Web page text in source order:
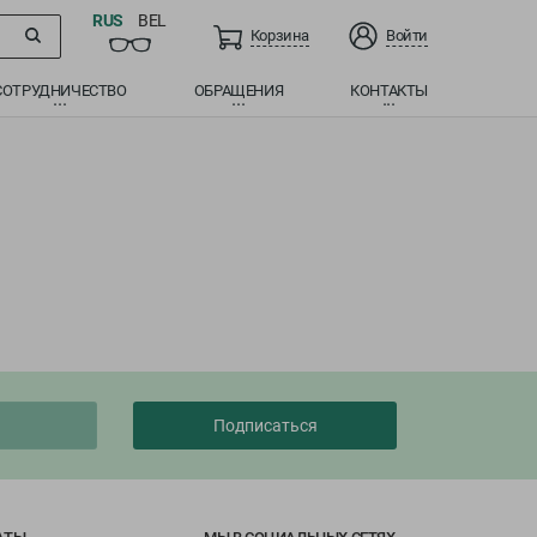
RUS BEL
Корзина Войти
ОБРАЩЕНИЯ КОНТАКТЫ
Подписаться